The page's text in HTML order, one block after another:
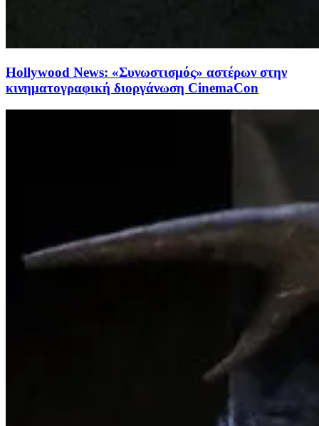
Hollywood News: «Συνωστισμός» αστέρων στην
κινηματογραφική διοργάνωση CinemaCon